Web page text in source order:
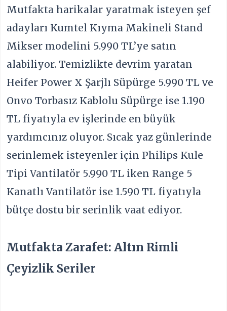
Mutfakta harikalar yaratmak isteyen şef
adayları Kumtel Kıyma Makineli Stand
Mikser modelini 5.990 TL’ye satın
alabiliyor. Temizlikte devrim yaratan
Heifer Power X Şarjlı Süpürge 5.990 TL ve
Onvo Torbasız Kablolu Süpürge ise 1.190
TL fiyatıyla ev işlerinde en büyük
yardımcınız oluyor. Sıcak yaz günlerinde
serinlemek isteyenler için Philips Kule
Tipi Vantilatör 5.990 TL iken Range 5
Kanatlı Vantilatör ise 1.590 TL fiyatıyla
bütçe dostu bir serinlik vaat ediyor.
Mutfakta Zarafet: Altın Rimli
Çeyizlik Seriler